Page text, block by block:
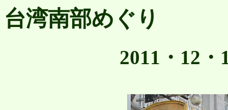
台湾南部めぐり
2011・12